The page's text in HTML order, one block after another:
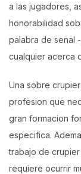
a las jugadores,
honorabilidad
palabra de senal
cualquier acerca
Una sobre
profesion que
gran formacion
especifica.
trabajo de
requiere ocurrir